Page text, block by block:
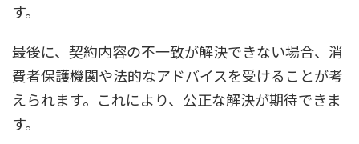
す。
最後に、契約内容の不一致が解決できない場合、消
費者保護機関や法的なアドバイスを受けることが考
えられます。これにより、公正な解決が期待できま
す。